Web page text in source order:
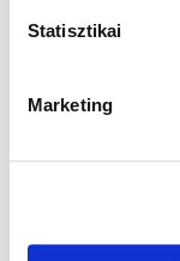
Statisztikai
Marketing